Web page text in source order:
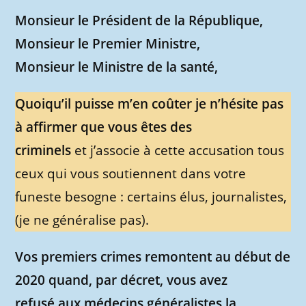
Monsieur le Président de la République,
Monsieur le Premier Ministre,
Monsieur le Ministre de la santé,
Quoiqu’il puisse m’en coûter je n’hésite pas
à affirmer que vous êtes des
criminels et j’associe à cette accusation tous
ceux qui vous soutiennent dans votre
funeste besogne : certains élus, journalistes,
(je ne généralise pas).
Vos premiers crimes remontent au début de
2020 quand, par décret, vous avez